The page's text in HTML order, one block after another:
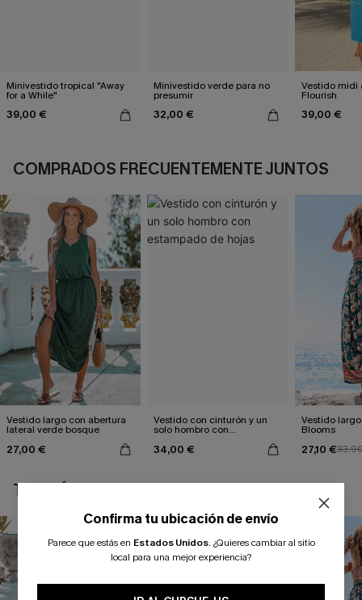
Minivestido tropical "Away
for a While"
39,00 €
Minivestido verde para no
presumir
32,00 €
Vestido midi
Flourish
39,00 €
COMPRADOS FRECUENTEMENTE JUNTOS
Vestido largo con abertura
lateral verde bosque
27,00 €
Vestido con cinturón y un
solo hombro con
34,00 €
Vestido
Blooms
27,10 €
TAMBIÉN TE PUEDE GUSTAR
Confirma tu ubicación de envío
Parece que estás en Estados Unidos. ¿Quieres cambiar al sitio
local para una mejor experiencia?